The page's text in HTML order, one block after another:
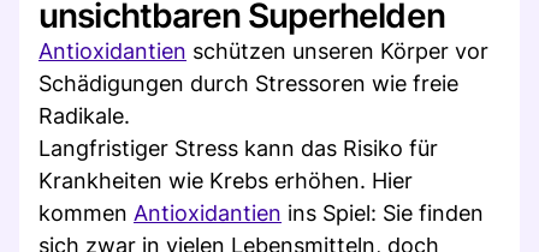
unsichtbaren Superhelden
Antioxidantien schützen unseren Körper vor
Schädigungen durch Stressoren wie freie
Radikale.
Langfristiger Stress kann das Risiko für
Krankheiten wie Krebs erhöhen. Hier
kommen Antioxidantien ins Spiel: Sie finden
sich zwar in vielen Lebensmitteln, doch